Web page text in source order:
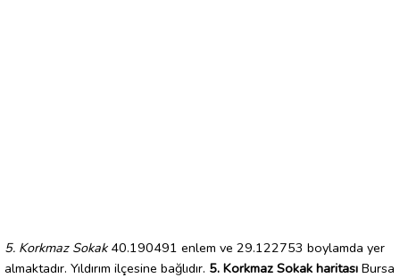
5. Korkmaz Sokak40.190491 enlem ve 29.122753 boylamda yer
almaktadır. Yıldırım ilçesine bağlıdır. 5. Korkmaz Sokak haritası Bursa